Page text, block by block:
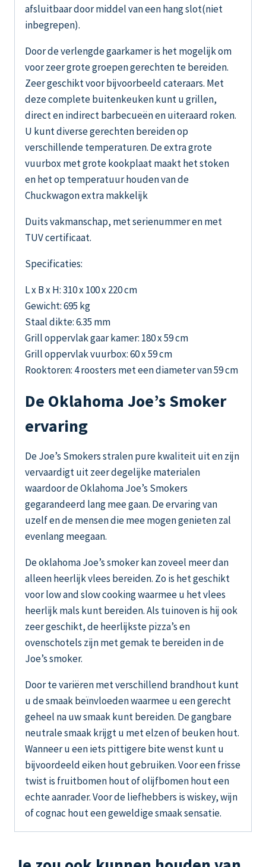
afsluitbaar door middel van een hang slot(niet
inbegrepen).
Door de verlengde gaarkamer is het mogelijk om
voor zeer grote groepen gerechten te bereiden.
Zeer geschikt voor bijvoorbeeld cateraars. Met
deze complete buitenkeuken kunt u grillen,
direct en indirect barbecueën en uiteraard roken.
U kunt diverse gerechten bereiden op
verschillende temperaturen. De extra grote
vuurbox met grote kookplaat maakt het stoken
en het op temperatuur houden van de
Chuckwagon extra makkelijk
Duits vakmanschap, met serienummer en met
TUV certificaat.
Specificaties:
L x B x H: 310 x 100 x 220 cm
Gewicht: 695 kg
Staal dikte: 6.35 mm
Grill oppervlak gaar kamer: 180 x 59 cm
Grill oppervlak vuurbox: 60 x 59 cm
Rooktoren: 4 roosters met een diameter van 59 cm
De Oklahoma Joe’s Smoker
ervaring
De Joe’s Smokers stralen pure kwaliteit uit en zijn
vervaardigt uit zeer degelijke materialen
waardoor de Oklahoma Joe’s Smokers
gegarandeerd lang mee gaan. De ervaring van
uzelf en de mensen die mee mogen genieten zal
evenlang meegaan.
De oklahoma Joe’s smoker kan zoveel meer dan
alleen heerlijk vlees bereiden. Zo is het geschikt
voor low and slow cooking waarmee u het vlees
heerlijk mals kunt bereiden. Als tuinoven is hij ook
zeer geschikt, de heerlijkste pizza’s en
ovenschotels zijn met gemak te bereiden in de
Joe’s smoker.
Door te variëren met verschillend brandhout kunt
u de smaak beïnvloeden waarmee u een gerecht
geheel na uw smaak kunt bereiden. De gangbare
neutrale smaak krijgt u met elzen of beuken hout.
Wanneer u een iets pittigere bite wenst kunt u
bijvoordeeld eiken hout gebruiken. Voor een frisse
twist is fruitbomen hout of olijfbomen hout een
echte aanrader. Voor de liefhebbers is wiskey, wijn
of cognac hout een geweldige smaak sensatie.